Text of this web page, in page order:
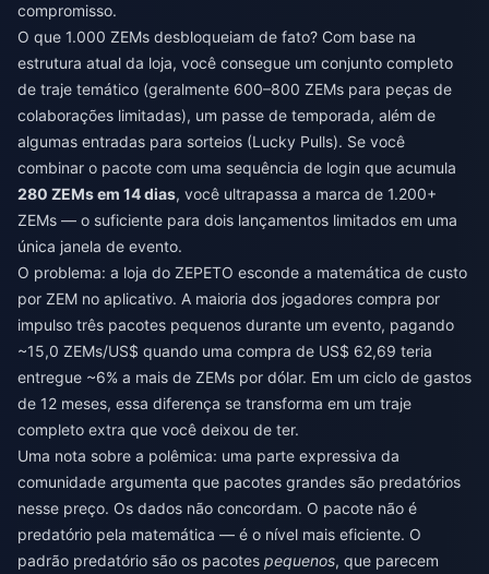
compromisso.
O que 1.000 ZEMs desbloqueiam de fato? Com base na
estrutura atual da loja, você consegue um conjunto completo
de traje temático (geralmente 600–800 ZEMs para peças de
colaborações limitadas), um passe de temporada, além de
algumas entradas para sorteios (Lucky Pulls). Se você
combinar o pacote com uma sequência de login que acumula
280 ZEMs em 14 dias, você ultrapassa a marca de 1.200+
ZEMs — o suficiente para dois lançamentos limitados em uma
única janela de evento.
O problema: a loja do ZEPETO esconde a matemática de custo
por ZEM no aplicativo. A maioria dos jogadores compra por
impulso três pacotes pequenos durante um evento, pagando
~15,0 ZEMs/US$ quando uma compra de US$ 62,69 teria
entregue ~6% a mais de ZEMs por dólar. Em um ciclo de gastos
de 12 meses, essa diferença se transforma em um traje
completo extra que você deixou de ter.
Uma nota sobre a polêmica: uma parte expressiva da
comunidade argumenta que pacotes grandes são predatórios
nesse preço. Os dados não concordam. O pacote não é
predatório pela matemática — é o nível mais eficiente. O
padrão predatório são os pacotes pequenos, que parecem